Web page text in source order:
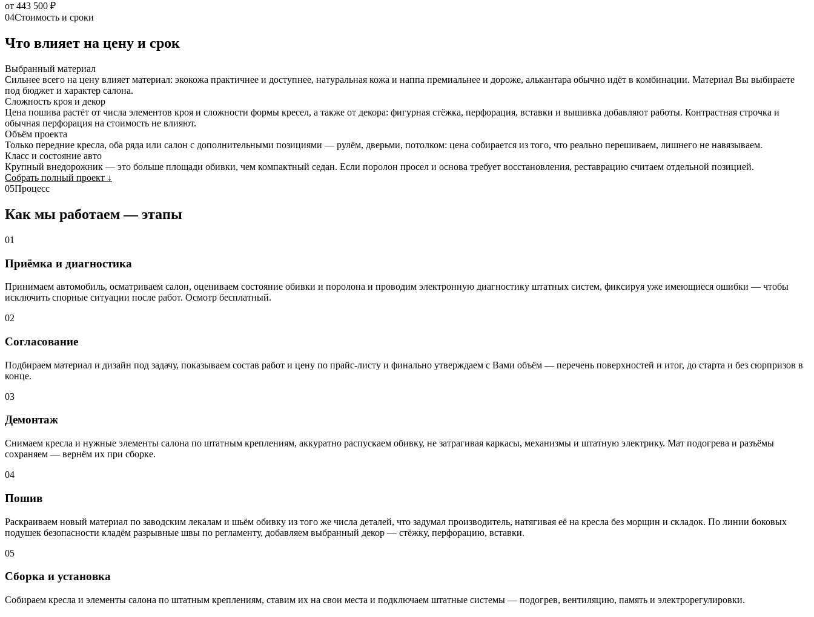
от 443 500 ₽
04Стоимость и сроки
Что влияет на цену и срок
Выбранный материал
Сильнее всего на цену влияет материал: экокожа практичнее и доступнее, натуральная кожа и наппа премиальнее и дороже, алькантара обычно идёт в комбинации. Материал Вы выбираете
под бюджет и характер салона.
Сложность кроя и декор
Цена пошива растёт от числа элементов кроя и сложности формы кресел, а также от декора: фигурная стёжка, перфорация, вставки и вышивка добавляют работы. Контрастная строчка и
обычная перфорация на стоимость не влияют.
Объём проекта
Только передние кресла, оба ряда или салон с дополнительными позициями — рулём, дверьми, потолком: цена собирается из того, что реально перешиваем, лишнего не навязываем.
Класс и состояние авто
Крупный внедорожник — это больше площади обивки, чем компактный седан. Если поролон просел и основа требует восстановления, реставрацию считаем отдельной позицией.
Собрать полный проект ↓
05Процесс
Как мы работаем — этапы
01
Приёмка и диагностика
Принимаем автомобиль, осматриваем салон, оцениваем состояние обивки и поролона и проводим электронную диагностику штатных систем, фиксируя уже имеющиеся ошибки — чтобы
исключить спорные ситуации после работ. Осмотр бесплатный.
02
Согласование
Подбираем материал и дизайн под задачу, показываем состав работ и цену по прайс-листу и финально утверждаем с Вами объём — перечень поверхностей и итог, до старта и без сюрпризов в
конце.
03
Демонтаж
Снимаем кресла и нужные элементы салона по штатным креплениям, аккуратно распускаем обивку, не затрагивая каркасы, механизмы и штатную электрику. Мат подогрева и разъёмы
сохраняем — вернём их при сборке.
04
Пошив
Раскраиваем новый материал по заводским лекалам и шьём обивку из того же числа деталей, что задумал производитель, натягивая её на кресла без морщин и складок. По линии боковых
подушек безопасности кладём разрывные швы по регламенту, добавляем выбранный декор — стёжку, перфорацию, вставки.
05
Сборка и установка
Собираем кресла и элементы салона по штатным креплениям, ставим их на свои места и подключаем штатные системы — подогрев, вентиляцию, память и электрорегулировки.